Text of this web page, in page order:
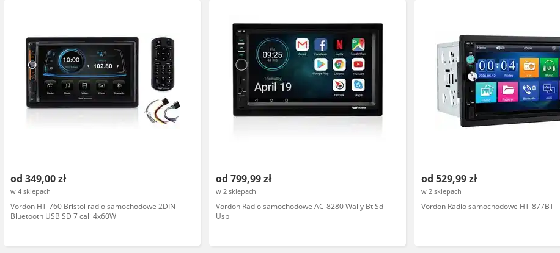
od 349,00 zł
w 4 sklepach
Vordon HT-760 Bristol radio samochodowe 2DIN
Bluetooth USB SD 7 cali 4x60W
od 799,99 zł
w 2 sklepach
Vordon Radio samochodowe AC-8280 Wally Bt Sd
Usb
od 529,99 zł
w 2 sklepach
Vordon Radio samochodowe HT-877BT